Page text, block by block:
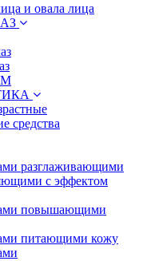
и овала лица
средства
разглаживающими
с эффектом
повышающими
питающими кожу